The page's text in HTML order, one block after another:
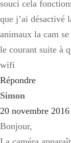
souci cela
que j’ai désactivé
animaux la cam
le courant suite à
wifi
Répondre
Simon
20 novembre
Bonjour,